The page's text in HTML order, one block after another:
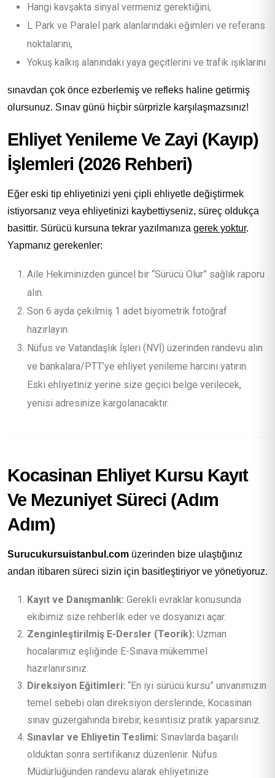
Hangi kavşakta sinyal vermeniz gerektiğini,
L Park ve Paralel park alanlarındaki eğimleri ve referans
noktalarını,
Yokuş kalkış alanındaki yaya geçitlerini ve trafik ışıklarını
sınavdan çok önce ezberlemiş ve refleks haline getirmiş
olursunuz. Sınav günü hiçbir sürprizle karşılaşmazsınız!
Ehliyet Yenileme Ve Zayi (Kayıp)
İşlemleri (2026 Rehberi)
Eğer eski tip ehliyetinizi yeni çipli ehliyetle değiştirmek
istiyorsanız veya ehliyetinizi kaybettiyseniz, süreç oldukça
basittir. Sürücü kursuna tekrar yazılmanıza gerek yoktur.
Yapmanız gerekenler:
Aile Hekiminizden güncel bir “Sürücü Olur” sağlık raporu
alın.
Son 6 ayda çekilmiş 1 adet biyometrik fotoğraf
hazırlayın.
Nüfus ve Vatandaşlık İşleri (NVİ) üzerinden randevu alın
ve bankalara/PTT’ye ehliyet yenileme harcını yatırın.
Eski ehliyetiniz yerine size geçici belge verilecek,
yenisi adresinize kargolanacaktır.
Kocasinan Ehliyet Kursu Kayıt
Ve Mezuniyet Süreci (Adım
Adım)
Surucukursuistanbul.com üzerinden bize ulaştığınız
andan itibaren süreci sizin için basitleştiriyor ve yönetiyoruz.
Kayıt ve Danışmanlık: Gerekli evraklar konusunda
ekibimiz size rehberlik eder ve dosyanızı açar.
Zenginleştirilmiş E-Dersler (Teorik): Uzman
hocalarımız eşliğinde E-Sınava mükemmel
hazırlanırsınız.
Direksiyon Eğitimleri: “En iyi sürücü kursu” unvanımızın
temel sebebi olan direksiyon derslerinde, Kocasinan
sınav güzergahında birebir, kesintisiz pratik yaparsınız.
Sınavlar ve Ehliyetin Teslimi: Sınavlarda başarılı
olduktan sonra sertifikanız düzenlenir. Nüfus
Müdürlüğünden randevu alarak ehliyetinize